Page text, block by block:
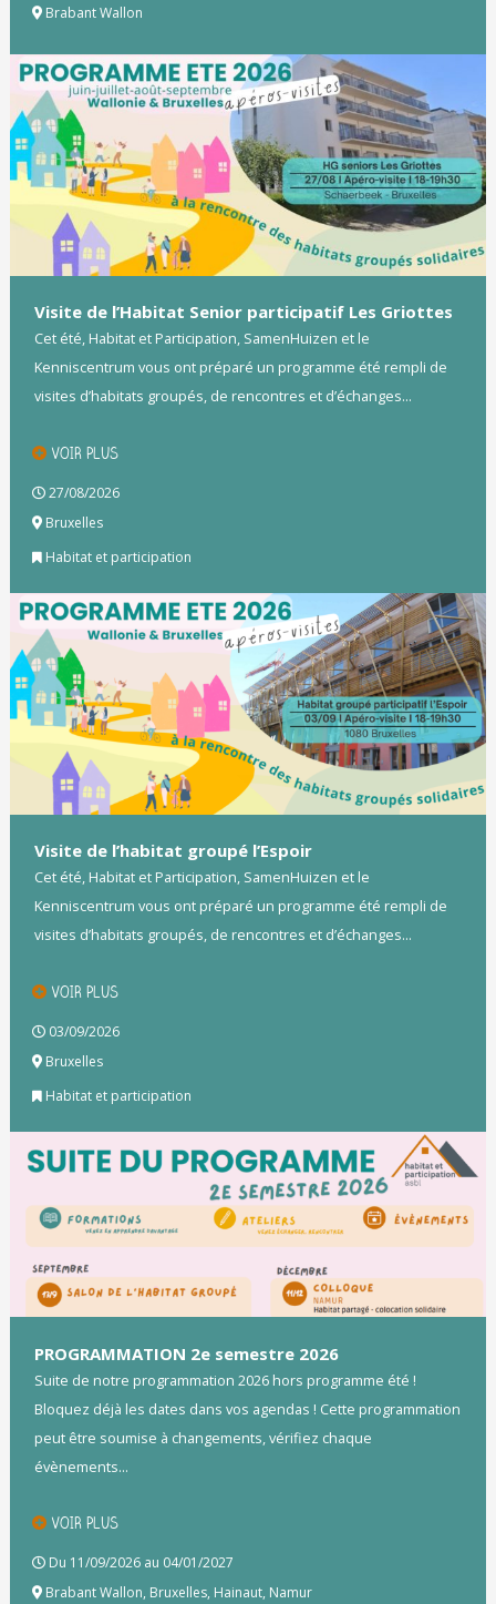
Brabant Wallon
Visite de l’Habitat Senior participatif Les Griottes
Cet été, Habitat et Participation, SamenHuizen et le
Kenniscentrum vous ont préparé un programme été rempli de
visites d’habitats groupés, de rencontres et d’échanges...
VOIR PLUS
27/08/2026
Bruxelles
Habitat et participation
Visite de l’habitat groupé l’Espoir
Cet été, Habitat et Participation, SamenHuizen et le
Kenniscentrum vous ont préparé un programme été rempli de
visites d’habitats groupés, de rencontres et d’échanges...
VOIR PLUS
03/09/2026
Bruxelles
Habitat et participation
PROGRAMMATION 2e semestre 2026
Suite de notre programmation 2026 hors programme été !
Bloquez déjà les dates dans vos agendas ! Cette programmation
peut être soumise à changements, vérifiez chaque
évènements...
VOIR PLUS
Du 11/09/2026 au 04/01/2027
Brabant Wallon, Bruxelles, Hainaut, Namur